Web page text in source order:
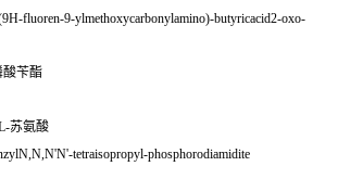
fluoren-9-ylmethoxycarbonylamino)-butyricacid2-oxo-
酸苄酯
苏氨酸
tetraisopropyl-phosphorodiamidite